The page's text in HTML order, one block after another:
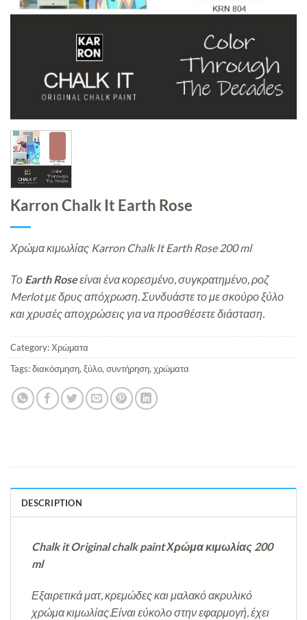
Karron Chalk It Earth Rose
Χρώμα κιμωλίας Karron Chalk It Earth Rose 200 ml
Το Earth Roseείναι ένα κορεσμένο, συγκρατημένο, ροζ
Merlot με δρυς απόχρωση. Συνδυάστε το με σκούρο ξύλο
και χρυσές αποχρώσεις για να προσθέσετε διάσταση.
Category:Χρώματα
Tags:διακόσμηση, ξύλο, συντήρηση, χρώματα
DESCRIPTION
Chalk it Original chalk paint Χρώμα κιμωλίας 200
ml
Εξαιρετικά ματ, κρεμώδες και μαλακό ακρυλικό
χρώμα κιμωλίας.Είναι εύκολο στην εφαρμογή, έχει